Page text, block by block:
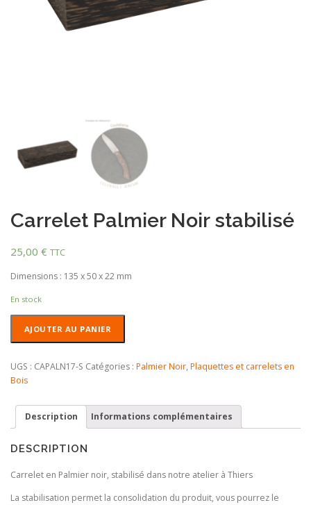
Carrelet Palmier Noir stabilisé
25,00 € TTC
Dimensions : 135 x 50 x 22 mm
En stock
Palmier
Noir
AJOUTER AU PANIER
UGS : CAPALN17-S Catégories : Palmier Noir, Plaquettes et carrelets en
Bois
Description Informations complémentaires
DESCRIPTION
Carrelet en Palmier noir, stabilisé dans notre atelier à Thiers
La stabilisation permet la consolidation du produit, vous pourrez le